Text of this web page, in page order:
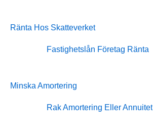
Ränta Hos Skatteverket
Fastighetslån Företag Ränta
Minska Amortering
Rak Amortering Eller Annuitet